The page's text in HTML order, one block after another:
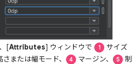
[Attributes] ウィンドウで 1
サイズ
さまたは幅モード、 4 マージン、 5
制